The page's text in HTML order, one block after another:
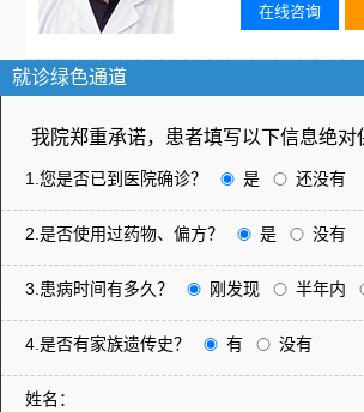
在线咨询
就诊绿色通道
我院郑重承诺，患者填写以下信息绝对
1.您是否已到医院确诊？ 是 还没有
2.是否使用过药物、偏方？ 是 没有
3.患病时间有多久？ 刚发现 半年内
4.是否有家族遗传史？ 有 没有
姓名：